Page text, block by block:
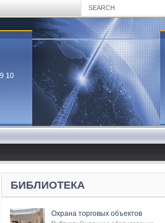
БИБЛИОТЕКА
Охрана торговых объектов